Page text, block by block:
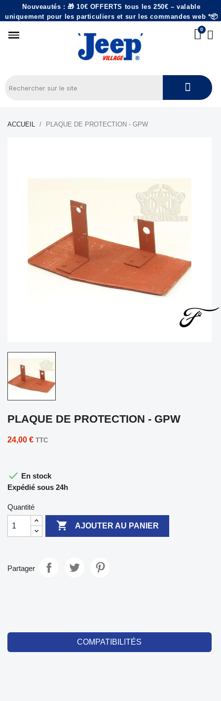
Nouveautés : 🎁 10€ OFFERTS tous les 250€ – valable
uniquement pour les particuliers et sur les commandes web *📦
ACCUEIL PLAQUE DE PROTECTION - GPW
PLAQUE DE PROTECTION - GPW
24,00 € TTC
 En stock
Expédié sous 24h
Quantité
 AJOUTER AU PANIER
Partager
COMPATIBILITÉS